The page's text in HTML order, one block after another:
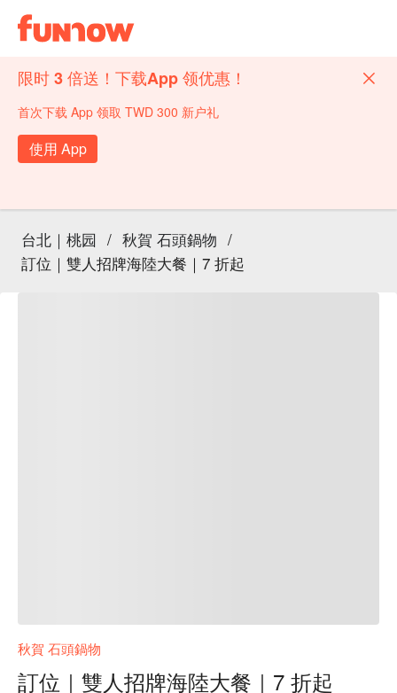
限时 3 倍送！下载App 领优惠！
首次下载 App 领取 TWD 300 新户礼
使用 App
台北｜桃园 / 秋賀 石頭鍋物 /
訂位｜雙人招牌海陸大餐｜7 折起
秋賀 石頭鍋物
訂位｜雙人招牌海陸大餐｜7 折起